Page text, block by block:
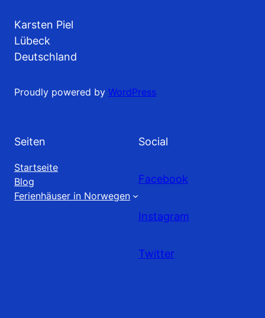
Karsten Piel
Lübeck
Deutschland
Proudly powered by WordPress
Seiten
Startseite
Blog
Ferienhäuser in Norwegen
Social
Facebook
Instagram
Twitter